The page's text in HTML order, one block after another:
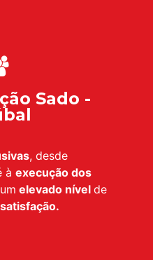
Sado -
, desde
à execução dos
elevado nível de
satisfação.